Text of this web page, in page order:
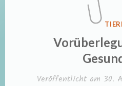
Veröffentlicht am 30.